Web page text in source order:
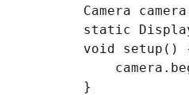
Camera
static
void setup()
        }